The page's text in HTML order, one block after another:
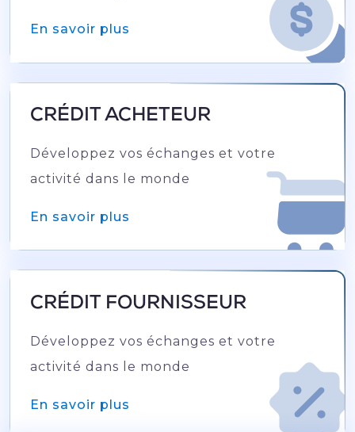
En savoir plus
CRÉDIT ACHETEUR
Développez vos échanges et votre
activité dans le monde
En savoir plus
CRÉDIT FOURNISSEUR
Développez vos échanges et votre
activité dans le monde
En savoir plus